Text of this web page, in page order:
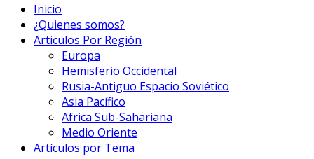
Inicio
¿Quienes somos?
Articulos Por Región
Europa
Hemisferio Occidental
Rusia-Antiguo Espacio Soviético
Asia Pacífico
Africa Sub-Sahariana
Medio Oriente
Artículos por Tema